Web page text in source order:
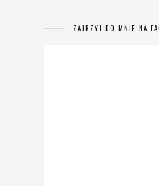
ZAJRZYJ DO MNIE NA